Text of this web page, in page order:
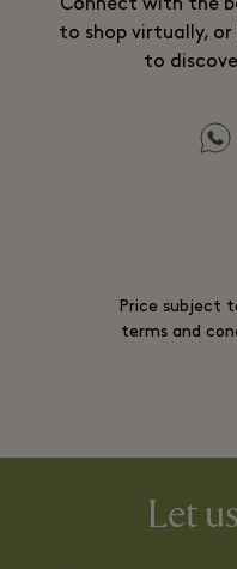
Connect with the
to shop virtually,
to
Price subject
terms and
Let